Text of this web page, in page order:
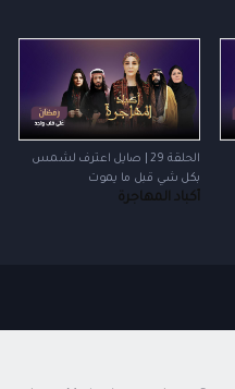
الحلقة 29 | صايل اعترف لشمس
بكل شي قبل ما يموت
أكباد المهاجرة